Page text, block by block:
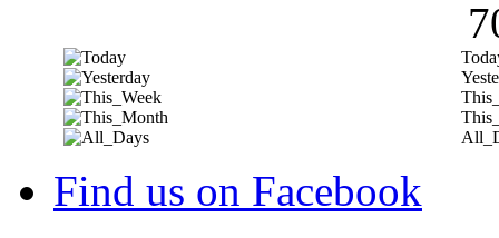
Find us on Facebook